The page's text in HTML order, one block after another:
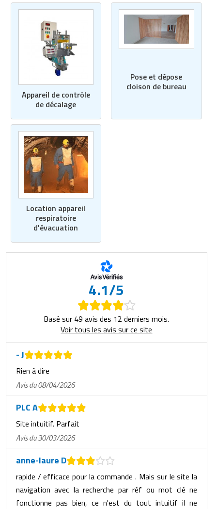
Appareil de contrôle
de décalage
Pose et dépose
cloison de bureau
Location appareil
respiratoire
d'évacuation
4.1/5
Basé sur 49 avis des 12 derniers mois.
Voir tous les avis sur ce site
- J
Rien à dire
Avis du 08/04/2026
PLC A
Site intuitif. Parfait
Avis du 30/03/2026
anne-laure D
rapide / efficace pour la commande . Mais sur le site la
navigation avec la recherche par réf ou mot clé ne
fonctionne pas bien, ce n'est du tout intuitif il ne